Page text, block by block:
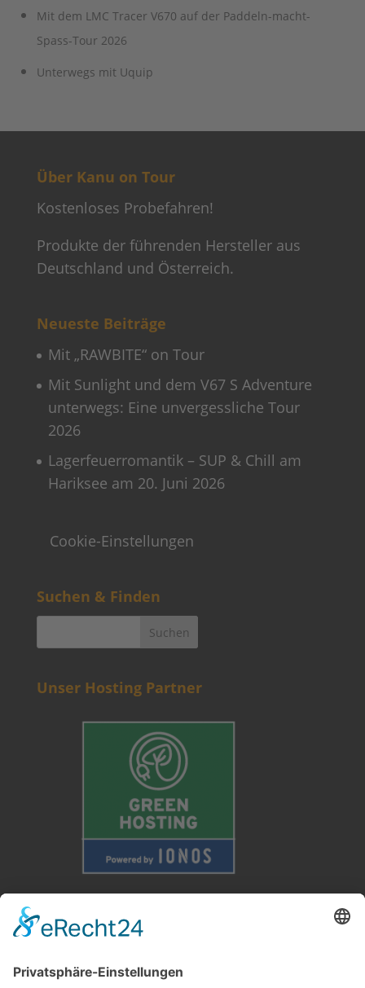
Mit dem LMC Tracer V670 auf der Paddeln-macht-
Spass-Tour 2026
Unterwegs mit Uquip
Über Kanu on Tour
Kostenloses Probefahren!
Produkte der führenden Hersteller aus
Deutschland und Österreich.
Neueste Beiträge
Mit „RAWBITE“ on Tour
Mit Sunlight und dem V67 S Adventure
unterwegs: Eine unvergessliche Tour
2026
Lagerfeuerromantik – SUP & Chill am
Hariksee am 20. Juni 2026
Cookie-Einstellungen
Suchen & Finden
Unser Hosting Partner
Weitere Informationen
Kontakt